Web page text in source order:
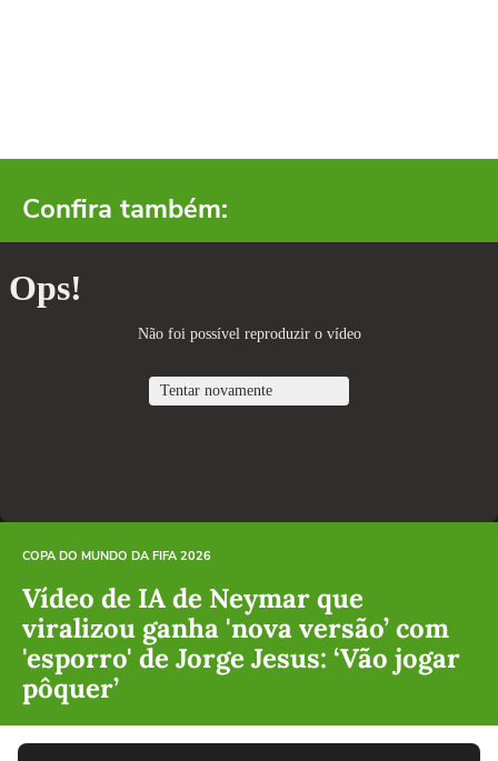
Confira também:
COPA DO MUNDO DA FIFA 2026
Vídeo de IA de Neymar que
viralizou ganha 'nova versão’ com
'esporro' de Jorge Jesus: ‘Vão jogar
pôquer’